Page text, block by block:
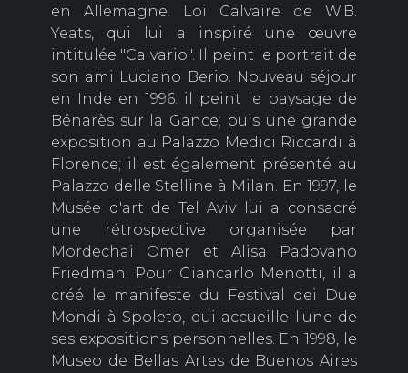
en Allemagne. Loi Calvaire de W.B.
Yeats, qui lui a inspiré une œuvre
intitulée "Calvario". Il peint le portrait de
son ami Luciano Berio. Nouveau séjour
en Inde en 1996: il peint le paysage de
Bénarès sur la Gance; puis une grande
exposition au Palazzo Medici Riccardi à
Florence; il est également présenté au
Palazzo delle Stelline à Milan. En 1997, le
Musée d'art de Tel Aviv lui a consacré
une rétrospective organisée par
Mordechai Omer et Alisa Padovano
Friedman. Pour Giancarlo Menotti, il a
créé le manifeste du Festival dei Due
Mondi à Spoleto, qui accueille l'une de
ses expositions personnelles. En 1998, le
Museo de Bellas Artes de Buenos Aires